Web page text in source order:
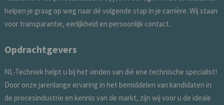
helpen je graag op weg naar dé volgende stap in je carrière. Wij staan
voor transparantie, eerlijkheid en persoonlijk contact.
Opdrachtgevers
NL-Techniek helpt u bij het vinden van dié ene technische specialist!
Door onze jarenlange ervaring in het bemiddelen van kandidaten in
de procesindustrie en kennis van de markt, zijn wij voor u de ideale